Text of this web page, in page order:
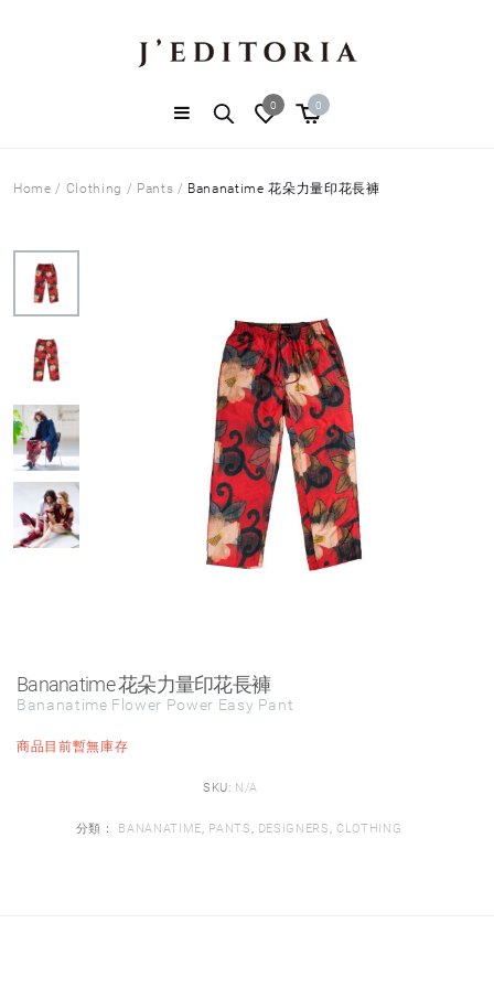
0 0
Home / Clothing / Pants / Bananatime 花朵力量印花長褲
Bananatime 花朵力量印花長褲
Bananatime Flower Power Easy Pant
商品目前暫無庫存
SKU: N/A
分類： BANANATIME, PANTS , DESIGNERS , CLOTHING